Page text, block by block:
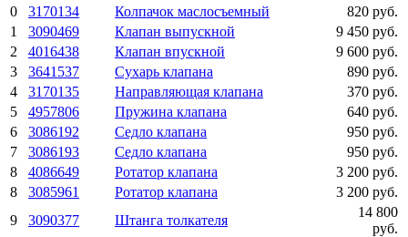
0
3170134 Колпачок маслосъемный
820 руб.
1
3090469 Клапан выпускной
9 450 руб.
2
4016438 Клапан впускной
9 600 руб.
3
3641537 Сухарь клапана
890 руб.
4
3170135 Направляющая клапана
370 руб.
5
4957806 Пружина клапана
640 руб.
6
3086192 Седло клапана
950 руб.
7
3086193 Седло клапана
950 руб.
8
4086649 Ротатор клапана
3 200 руб.
8
3085961 Ротатор клапана
3 200 руб.
9
3090377 Штанга толкателя
14 800
руб.